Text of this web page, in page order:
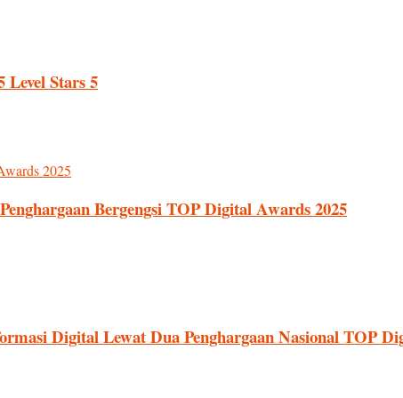
Stars 5
Bergengsi TOP Digital Awards 2025
Digital Lewat Dua Penghargaan Nasional TOP